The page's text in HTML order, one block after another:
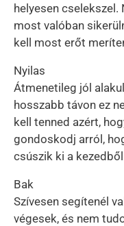
helyesen cselekszel.
most valóban
kell most erőt
Nyilas
Átmenetileg jól
hosszabb távon ez
kell tenned azért,
gondoskodj arról,
csúszik ki a
Bak
Szívesen segítenél
végesek, és nem